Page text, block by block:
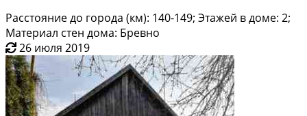
Расстояние до города (км): 140-149; Этажей в доме: 2;
Материал стен дома: Бревно
26 июля 2019